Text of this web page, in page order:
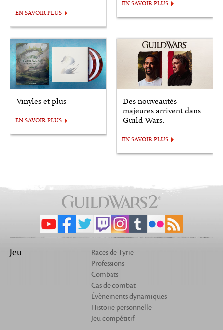
EN SAVOIR PLUS
EN SAVOIR PLUS
Vinyles et plus
EN SAVOIR PLUS
Des nouveautés
majeures arrivent dans
Guild Wars.
EN SAVOIR PLUS
Jeu
Races de Tyrie
Professions
Combats
Cas de combat
Évènements dynamiques
Histoire personnelle
Jeu compétitif